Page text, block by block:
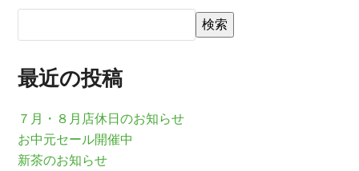
検索
最近の投稿
７月・８月店休日のお知らせ
お中元セール開催中
新茶のお知らせ